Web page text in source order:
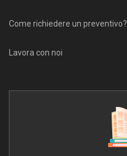
Come richiedere un preventivo?
Lavora con noi